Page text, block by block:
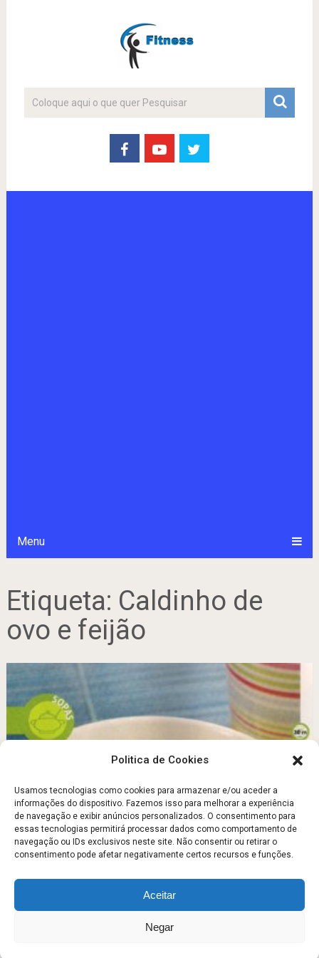
Politica de Cookies
Usamos tecnologias como cookies para armazenar e/ou aceder a
informações do dispositivo. Fazemos isso para melhorar a experiência
de navegação e exibir anúncios personalizados. O consentimento para
essas tecnologias permitirá processar dados como comportamento de
navegação ou IDs exclusivos neste site. Não consentir ou retirar o
consentimento pode afetar negativamente certos recursos e funções.
Aceitar
Negar
Menu
Etiqueta: Caldinho de
ovo e feijão
Caldinho de ovo e feijão
Agosto 3, 2011
Escola FitnessCopyright © 2026.